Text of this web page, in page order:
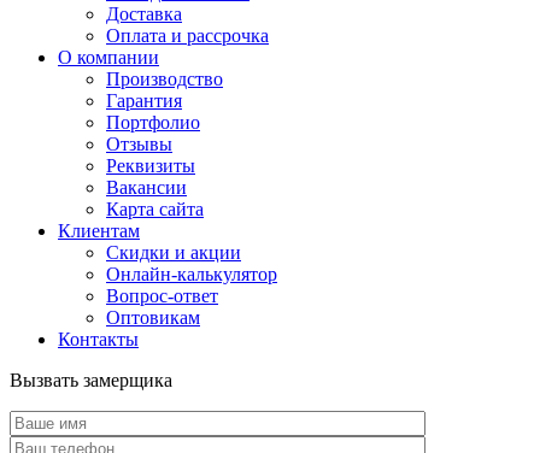
Доставка
Оплата и рассрочка
О компании
Производство
Гарантия
Портфолио
Отзывы
Реквизиты
Вакансии
Карта сайта
Клиентам
Скидки и акции
Онлайн-калькулятор
Вопрос-ответ
Оптовикам
Контакты
Вызвать замерщика